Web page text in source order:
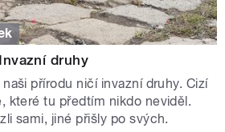
druhy
přírodu ničí invazní druhy. Cizí
které tu předtím nikdo neviděl.
sami, jiné přišly po svých.